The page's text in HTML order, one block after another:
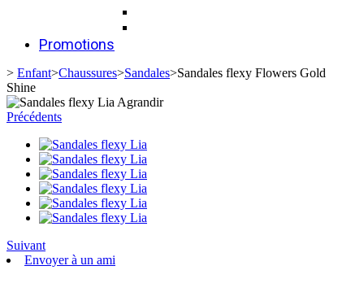
Promotions
> Enfant>Chaussures>Sandales>Sandales flexy Flowers Gold
Shine
Agrandir
Précédents
Suivant
Envoyer à un ami